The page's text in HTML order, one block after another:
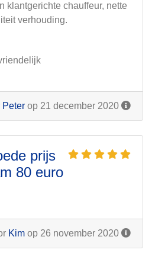
klantgerichte chauffeur, nette
verhouding.
Peter op 21 december 2020
prijs
80 euro
Kim op 26 november 2020